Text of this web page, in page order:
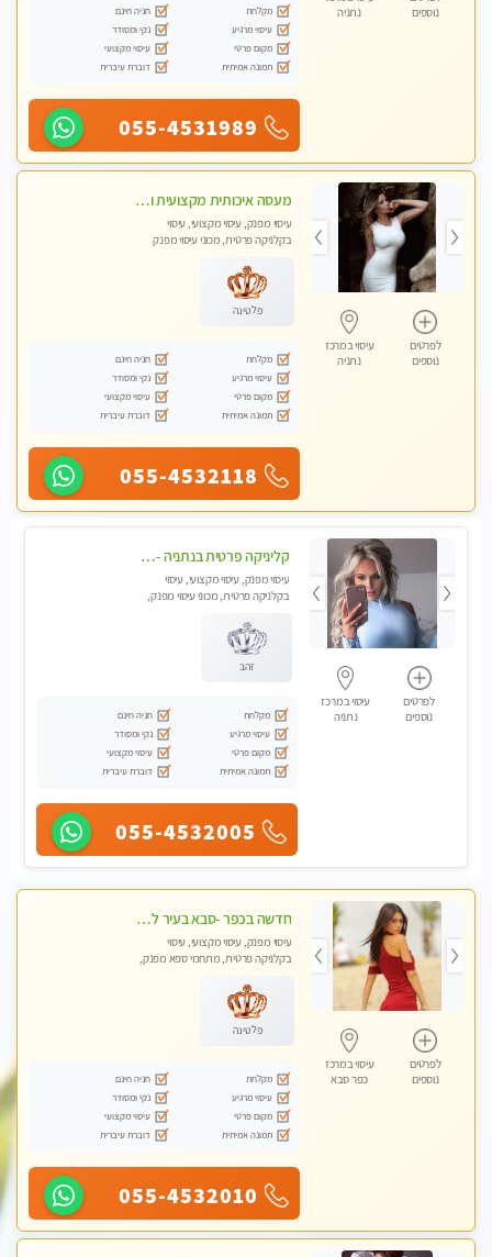
נוספים
נתניה
מקלחת
חניה חינם
עיסוי מרגיע
נקי ומסודר
מקום פרטי
עיסוי מקצועי
תמונה אמיתית
דוברת עיברית
055-4531989
לפרטים
נוספים
עיסוי במרכז
נתניה
מעסה איכותית מקצועית ומפנקת מאוד בנתניה
עיסוי מפנק, עיסוי מקצועי, עיסוי
בקלניקה פרטית, מכוני עיסוי מפנק
פלטינה
מקלחת
חניה חינם
עיסוי מרגיע
נקי ומסודר
מקום פרטי
עיסוי מקצועי
תמונה אמיתית
דוברת עיברית
055-4532118
לפרטים
נוספים
עיסוי במרכז
נתניה
קליניקה פרטית בנתניה -מעסה איכותית לעיסוי מקצועי ומפנק לכל שרירי הגוף...
עיסוי מפנק, עיסוי מקצועי, עיסוי
בקלניקה פרטית, מכוני עיסוי מפנק,
זהב
מקלחת
חניה חינם
עיסוי מרגיע
נקי ומסודר
מקום פרטי
עיסוי מקצועי
תמונה אמיתית
דוברת עיברית
055-4532005
לפרטים
נוספים
עיסוי במרכז
כפר סבא
חדשה בכפר -סבא בעיר לעיסוי מפנק מקצועי ואיכותי מאוד
עיסוי מפנק, עיסוי מקצועי, עיסוי
בקלניקה פרטית, מתחמי ספא מפנק,
פלטינה
מקלחת
חניה חינם
עיסוי מרגיע
נקי ומסודר
מקום פרטי
עיסוי מקצועי
תמונה אמיתית
דוברת עיברית
055-4532010